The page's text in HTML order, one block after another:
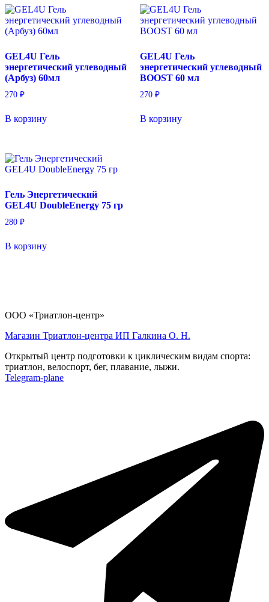
GEL4U Гель
энергетический углеводный
(Арбуз) 60мл
270 ₽
В корзину
GEL4U Гель
энергетический углеводный
BOOST 60 мл
270 ₽
В корзину
Гель Энергетический
GEL4U DoubleEnergy 75 гр
280 ₽
В корзину
ООО «Триатлон-центр»
Магазин Триатлон-центра ИП Галкина О. Н.
Открытый центр подготовки к циклическим видам спорта:
триатлон, велоспорт, бег, плавание, лыжи.
Telegram-plane